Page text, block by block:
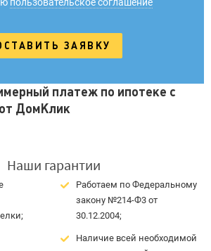
платеж по ипотеке с
ДомКлик
Наши гарантии
Работаем по Федеральному
закону №214-Ф3 от
30.12.2004;
Наличие всей необходимой